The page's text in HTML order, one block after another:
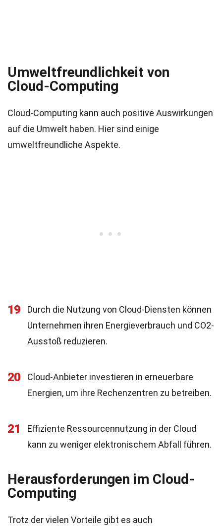
Umweltfreundlichkeit von
Cloud-Computing
Cloud-Computing kann auch positive Auswirkungen
auf die Umwelt haben. Hier sind einige
umweltfreundliche Aspekte.
19
Durch die Nutzung von Cloud-Diensten können
Unternehmen ihren Energieverbrauch und CO2-
Ausstoß reduzieren.
20
Cloud-Anbieter investieren in erneuerbare
Energien, um ihre Rechenzentren zu betreiben.
21
Effiziente Ressourcennutzung in der Cloud
kann zu weniger elektronischem Abfall führen.
Herausforderungen im Cloud-
Computing
Trotz der vielen Vorteile gibt es auch